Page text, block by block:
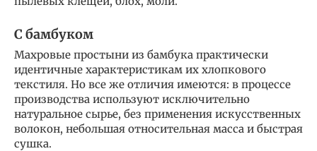
С бамбуком
Махровые простыни из бамбука практически
идентичные характеристикам их хлопкового
текстиля. Но все же отличия имеются: в процессе
производства используют исключительно
натуральное сырье, без применения искусственных
волокон, небольшая относительная масса и быстрая
сушка.